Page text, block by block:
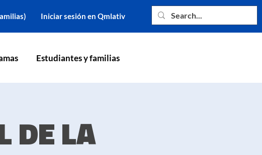
Iniciar sesión en Qmlativ
Estudiantes y familias
DE LA